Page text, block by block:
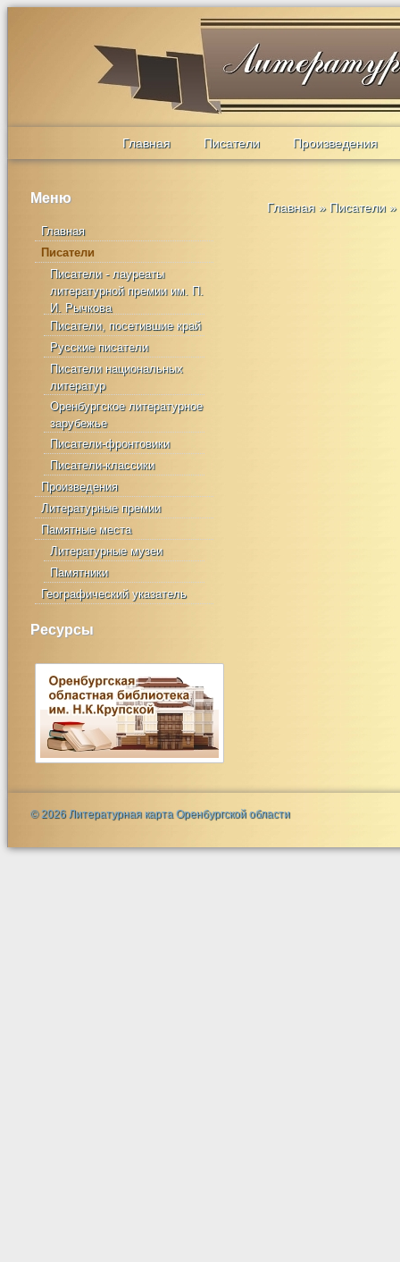
Главная Писатели Произведения
Меню
Главная
Писатели
Писатели - лауреаты
литературной премии им. П.
И. Рычкова
Писатели, посетившие край
Русские писатели
Писатели национальных
литератур
Оренбургское литературное
зарубежье
Писатели-фронтовики
Писатели-классики
Произведения
Литературные премии
Памятные места
Литературные музеи
Памятники
Географический указатель
Ресурсы
Главная » Писатели »
© 2026 Литературная карта Оренбургской области